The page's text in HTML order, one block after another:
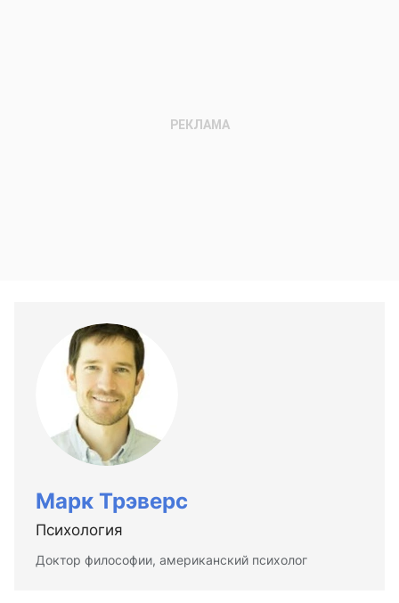
Марк Трэверс
Психология
Доктор философии, американский психолог